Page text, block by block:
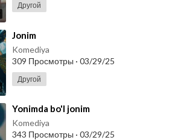
Другой
⁣Jonim
Komediya
309 Просмотры · 03/29/25
Другой
⁣Yonimda bo'l jonim
Komediya
343 Просмотры · 03/29/25